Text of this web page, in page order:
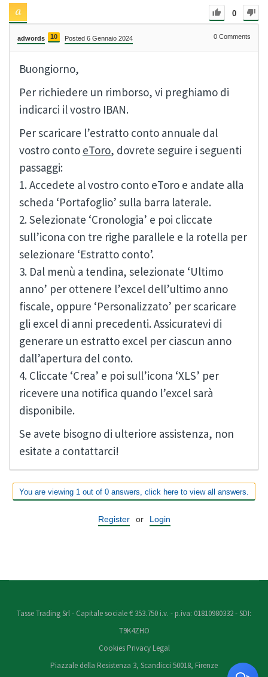
0
adwords 10 Posted 6 Gennaio 2024 0 Comments
Buongiorno,
Per richiedere un rimborso, vi preghiamo di
indicarci il vostro IBAN.
Per scaricare l’estratto conto annuale dal
vostro conto eToro, dovrete seguire i seguenti
passaggi:
1. Accedete al vostro conto eToro e andate alla
scheda ‘Portafoglio’ sulla barra laterale.
2. Selezionate ‘Cronologia’ e poi cliccate
sull’icona con tre righe parallele e la rotella per
selezionare ‘Estratto conto’.
3. Dal menù a tendina, selezionate ‘Ultimo
anno’ per ottenere l’excel dell’ultimo anno
fiscale, oppure ‘Personalizzato’ per scaricare
gli excel di anni precedenti. Assicuratevi di
generare un estratto excel per ciascun anno
dall’apertura del conto.
4. Cliccate ‘Crea’ e poi sull’icona ‘XLS’ per
ricevere una notifica quando l’excel sarà
disponibile.
Se avete bisogno di ulteriore assistenza, non
esitate a contattarci!
You are viewing 1 out of 0 answers, click here to view all answers.
Register or Login
Tasse Trading Srl - Capitale sociale € 353.750 i.v. - p.iva: 01810980332 - SDI:
T9K4ZHO
Cookies Privacy Legal
Piazzale della Resistenza 3, Scandicci 50018, Firenze